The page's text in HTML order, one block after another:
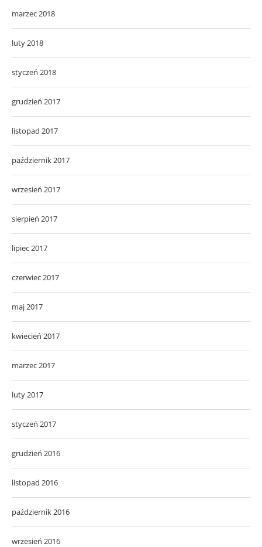
marzec 2018
luty 2018
styczeń 2018
grudzień 2017
listopad 2017
październik 2017
wrzesień 2017
sierpień 2017
lipiec 2017
czerwiec 2017
maj 2017
kwiecień 2017
marzec 2017
luty 2017
styczeń 2017
grudzień 2016
listopad 2016
październik 2016
wrzesień 2016